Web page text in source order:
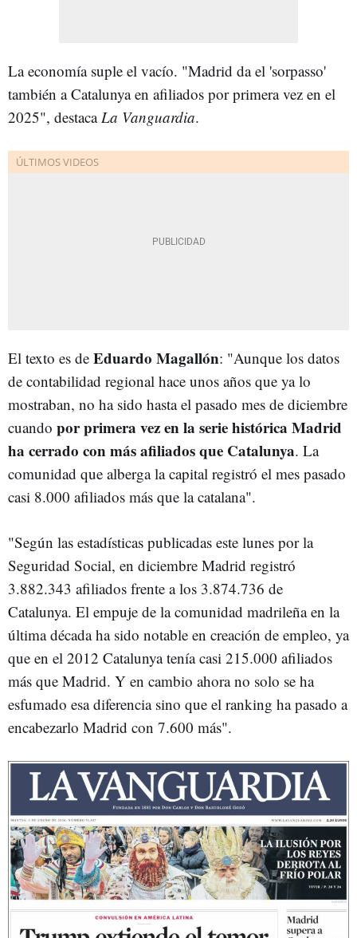
La economía suple el vacío. "Madrid da el 'sorpasso'
también a Catalunya en afiliados por primera vez en el
2025", destaca La Vanguardia.
El texto es de Eduardo Magallón: "Aunque los datos
de contabilidad regional hace unos años que ya lo
mostraban, no ha sido hasta el pasado mes de diciembre
cuando por primera vez en la serie histórica Madrid
ha cerrado con más afiliados que Catalunya. La
comunidad que alberga la capital registró el mes pasado
casi 8.000 afiliados más que la catalana".
"Según las estadísticas publicadas este lunes por la
Seguridad Social, en diciembre Madrid registró
3.882.343 afiliados frente a los 3.874.736 de
Catalunya. El empuje de la comunidad madrileña en la
última década ha sido notable en creación de empleo, ya
que en el 2012 Catalunya tenía casi 215.000 afiliados
más que Madrid. Y en cambio ahora no solo se ha
esfumado esa diferencia sino que el ranking ha pasado a
encabezarlo Madrid con 7.600 más".